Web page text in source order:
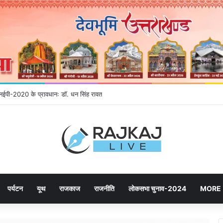
रही जनता, महायोजना-2041 पर दूसरे चरण की सुनवाई में बढ़ी भागीदारी
पर्यटन यूथ राजकाज राजनीति लोकसभा चुनाव-2024 MORE